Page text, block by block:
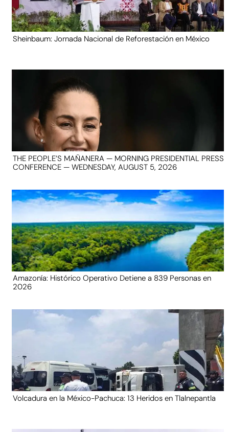
Sheinbaum: Jornada Nacional de Reforestación en México
THE PEOPLE’S MAÑANERA — MORNING PRESIDENTIAL PRESS
CONFERENCE — WEDNESDAY, AUGUST 5, 2026
Amazonía: Histórico Operativo Detiene a 839 Personas en
2026
Volcadura en la México-Pachuca: 13 Heridos en Tlalnepantla